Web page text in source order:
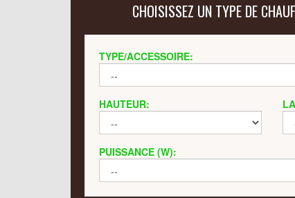
CHOISISSEZ UN TYPE DE
TYPE/ACCESSOIRE:
HAUTEUR:
PUISSANCE (W):